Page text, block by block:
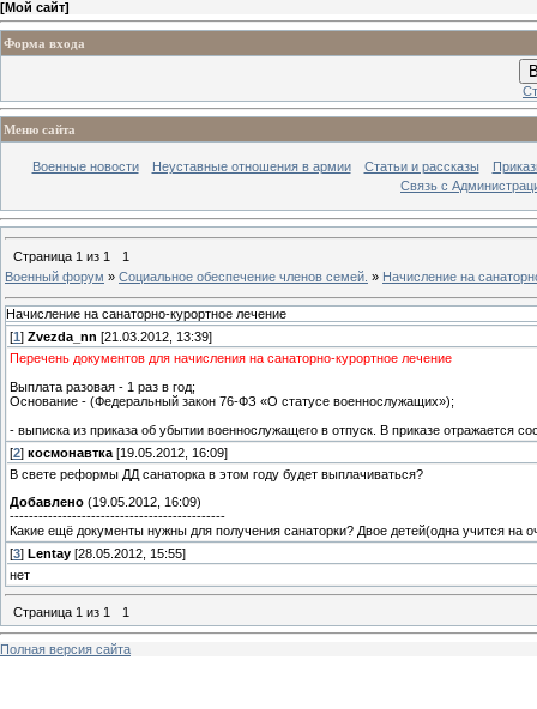
[Мой сайт]
Форма входа
Меню сайта
Военные новости Неуставные отношения в армии Статьи и рассказы
Связь с
Страница 1 из 1
1
Военный форум » Социальное обеспечение членов семей. » Начисление на
Начисление на санаторно-курортное лечение
[1 ] Zvezda_nn [21.03.2012, 13:39]
Перечень документов для начисления на санаторно-курортное лечение
Выплата разовая - 1 раз в год;
Основание - (Федеральный закон 76-ФЗ «О статусе военнослужащих»);
- выписка из приказа об убытии военнослужащего в отпуск. В приказе отражается
[2] космонавтка [19.05.2012, 16:09]
В свете реформы ДД санаторка в этом году будет выплачиваться?
Добавлено (19.05.2012, 16:09)
---------------------------------------------
Какие ещё документы нужны для получения санаторки? Двое детей(одна учится
[3] Lentay [28.05.2012, 15:55]
нет
Страница 1 из 1 1
Полная версия сайта